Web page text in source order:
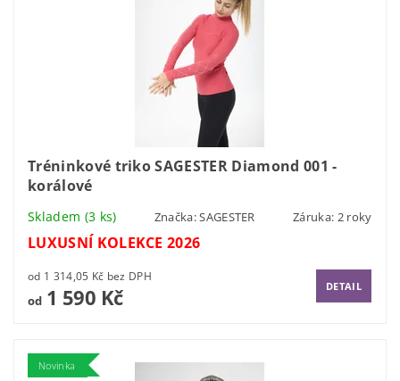
Tréninkové triko SAGESTER Diamond 001 -
korálové
Skladem (3 ks) Značka:SAGESTER Záruka: 2 roky
LUXUSNÍ KOLEKCE 2026
od 1 314,05 Kč bez DPH
od1 590 Kč DETAIL
Novinka